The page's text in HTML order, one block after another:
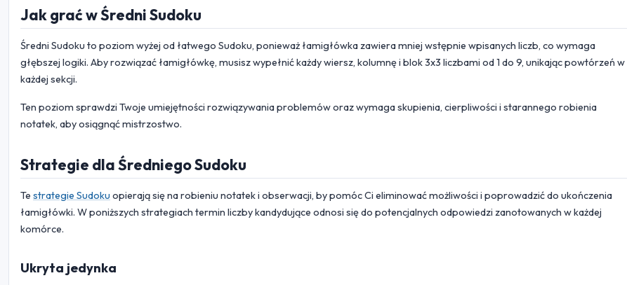
Jak grać w Średni Sudoku
Średni Sudoku to poziom wyżej od łatwego Sudoku, ponieważ łamigłówka zawiera mniej wstępnie wpisanych liczb, co wymaga
głębszej logiki. Aby rozwiązać łamigłówkę, musisz wypełnić każdy wiersz, kolumnę i blok 3x3 liczbami od 1 do 9, unikając powtórzeń w
każdej sekcji.
Ten poziom sprawdzi Twoje umiejętności rozwiązywania problemów oraz wymaga skupienia, cierpliwości i starannego robienia
notatek, aby osiągnąć mistrzostwo.
Strategie dla Średniego Sudoku
Te strategie Sudoku opierają się na robieniu notatek i obserwacji, by pomóc Ci eliminować możliwości i poprowadzić do ukończenia
łamigłówki. W poniższych strategiach termin liczby kandydujące odnosi się do potencjalnych odpowiedzi zanotowanych w każdej
komórce.
Ukryta jedynka